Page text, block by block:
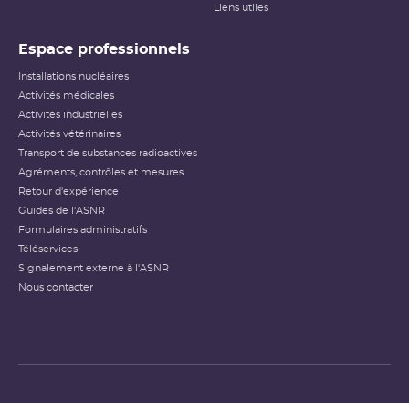
Liens utiles
Espace professionnels
Installations nucléaires
Activités médicales
Activités industrielles
Activités vétérinaires
Transport de substances radioactives
Agréments, contrôles et mesures
Retour d'expérience
Guides de l'ASNR
Formulaires administratifs
Téléservices
Signalement externe à l'ASNR
Nous contacter